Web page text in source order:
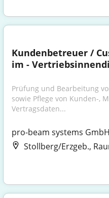
Kundenbetreuer /
im -
Prüfung und Bearbeitung
sowie Pflege von Kunden-,
Vertragsdaten...
pro-beam systems GmbH
Stollberg/Erzgeb.,